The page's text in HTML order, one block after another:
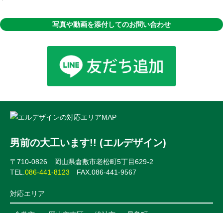
写真や動画を添付してのお問い合わせ
男前の大工います!! (エルデザイン)
〒710-0826 岡山県倉敷市老松町5丁目629-2
TEL. 086-441-8123 FAX.086-441-9567
対応エリア